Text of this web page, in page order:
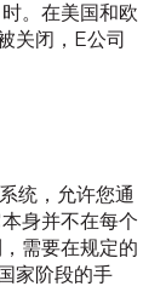
。在美国和欧
关闭，E公司
统，允许您通
身并不在每个
需要在规定的
家阶段的手